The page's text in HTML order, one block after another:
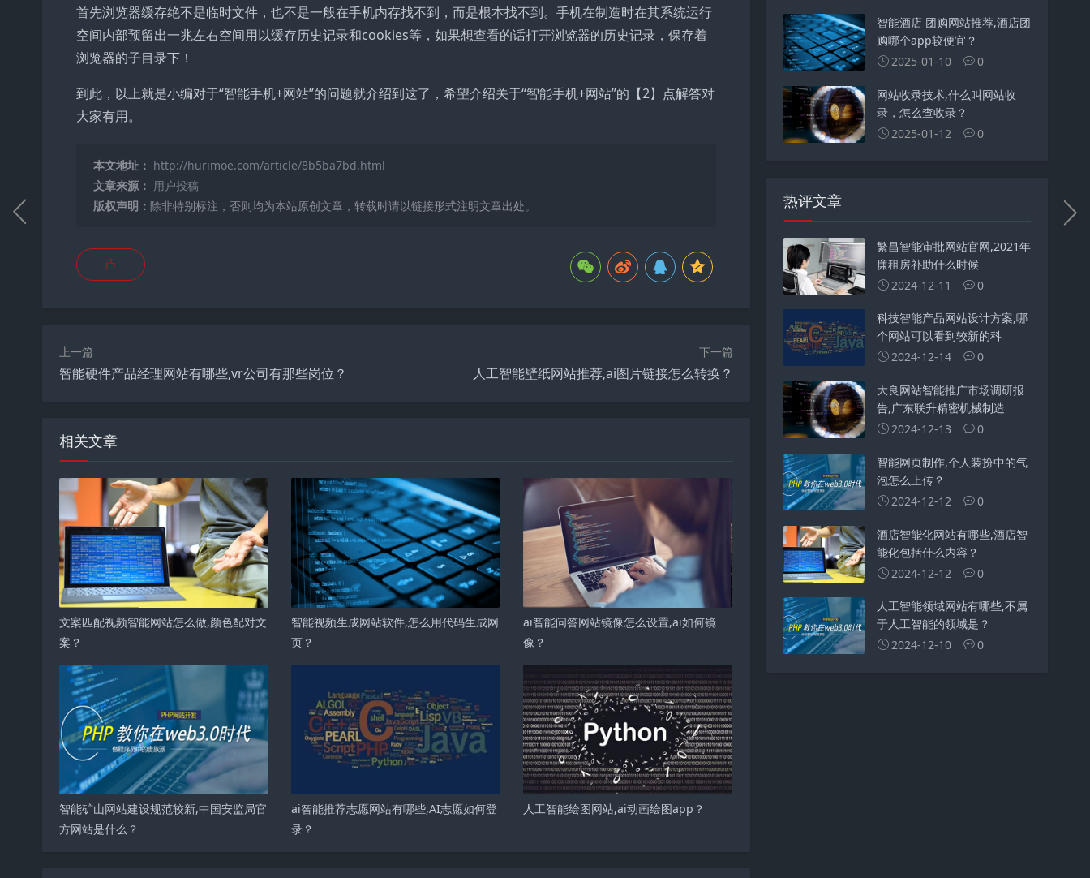
首先浏览器缓存绝不是临时文件，也不是一般在手机内存找不到，而是根本找不到。手机在制造时在其系统运行
空间内部预留出一兆左右空间用以缓存历史记录和cookies等，如果想查看的话打开浏览器的历史记录，保存着
浏览器的子目录下！
到此，以上就是小编对于“智能手机+网站”的问题就介绍到这了，希望介绍关于“智能手机+网站”的【2】点解答对
大家有用。
本文地址： http://hurimoe.com/article/8b5ba7bd.html
文章来源： 用户投稿
版权声明： 除非特别标注，否则均为本站原创文章，转载时请以链接形式注明文章出处。
上一篇
智能硬件产品经理网站有哪些,vr公司有那些岗位？
下一篇
人工智能壁纸网站推荐,ai图片链接怎么转换？
相关文章
文案匹配视频智能网站怎么做,颜色配对文
案？
智能视频生成网站软件,怎么用代码生成网
页？
ai智能问答网站镜像怎么设置,ai如何镜
像？
智能矿山网站建设规范较新,中国安监局官
方网站是什么？
ai智能推荐志愿网站有哪些,AI志愿如何登
录？
人工智能绘图网站,ai动画绘图app？
智能酒店 团购网站推荐,酒店团
购哪个app较便宜？
2025-01-10
0
网站收录技术,什么叫网站收
录，怎么查收录？
2025-01-12
0
热评文章
繁昌智能审批网站官网,2021年
廉租房补助什么时候
2024-12-11
0
科技智能产品网站设计方案,哪
个网站可以看到较新的科
2024-12-14
0
大良网站智能推广市场调研报
告,广东联升精密机械制造
2024-12-13
0
智能网页制作,个人装扮中的气
泡怎么上传？
2024-12-12
0
酒店智能化网站有哪些,酒店智
能化包括什么内容？
2024-12-12
0
人工智能领域网站有哪些,不属
于人工智能的领域是？
2024-12-10
0